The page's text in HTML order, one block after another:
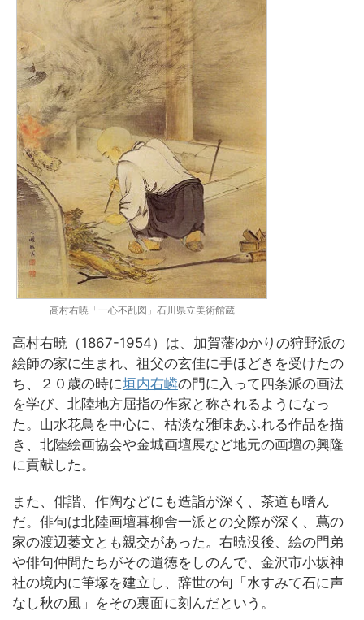
高村右暁「一心不乱図」石川県立美術館蔵
高村右暁（1867-1954）は、加賀藩ゆかりの狩野派の
絵師の家に生まれ、祖父の玄佳に手ほどきを受けたの
ち、２０歳の時に垣内右嶙の門に入って四条派の画法
を学び、北陸地方屈指の作家と称されるようになっ
た。山水花鳥を中心に、枯淡な雅味あふれる作品を描
き、北陸絵画協会や金城画壇展など地元の画壇の興隆
に貢献した。
また、俳諧、作陶などにも造詣が深く、茶道も嗜ん
だ。俳句は北陸画壇暮柳舎一派との交際が深く、蔦の
家の渡辺萎文とも親交があった。右暁没後、絵の門弟
や俳句仲間たちがその遺徳をしのんで、金沢市小坂神
社の境内に筆塚を建立し、辞世の句「水すみて石に声
なし秋の風」をその裏面に刻んだという。